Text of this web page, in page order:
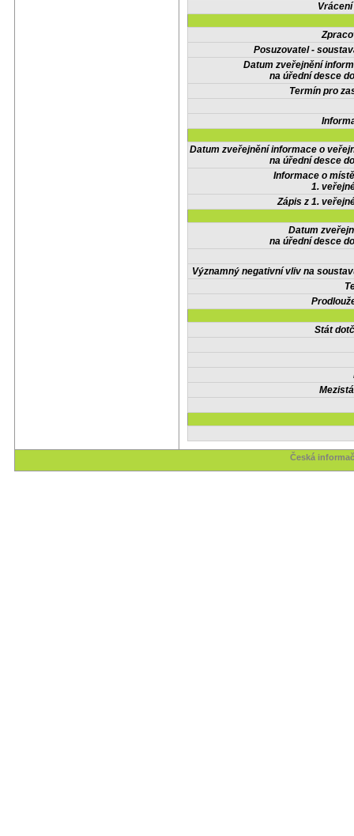
Posuzovatel -
Datum zveřejnění
na úřední desce
Termín pro
Datum zveřejnění informace o
na úřední desce
Informace o
1.
Zápis z 1.
Datum
na úřední desce
Významný negativní vliv na
Stát
Česká